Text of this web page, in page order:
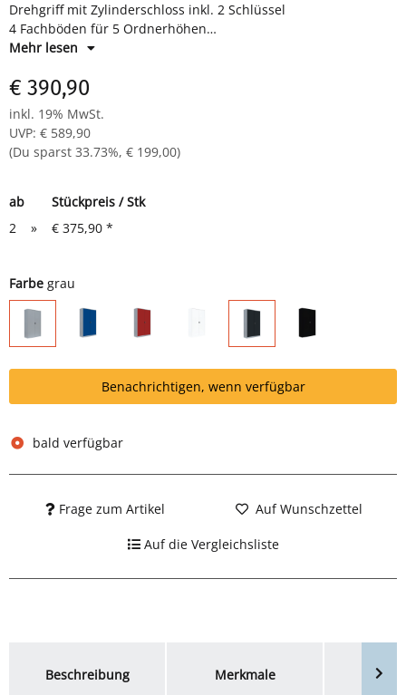
Drehgriff mit Zylinderschloss inkl. 2 Schlüssel
4 Fachböden für 5 Ordnerhöhen
Maße: H 1950 x B 1200 x T 422 mm
Komplett verschweißter Korpus - sofort einsatzbereit
Mehr lesen
€ 390,90
inkl. 19% MwSt.
UVP: € 589,90
(Du sparst 33.73%, € 199,00)
ab
Stückpreis / Stk
2
» € 375,90 *
Farbe grau
Benachrichtigen, wenn verfügbar
bald verfügbar
Frage zum Artikel Auf Wunschzettel
Auf die Vergleichsliste
Beschreibung
Merkmale